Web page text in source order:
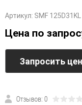
Артикул: SMF 125D31KL
Цена по
Запросить
Отзывов: 0